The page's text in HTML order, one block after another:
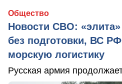
Общество
Новости СВО:
без подготовки, ВС
морскую логистику
Русская армия